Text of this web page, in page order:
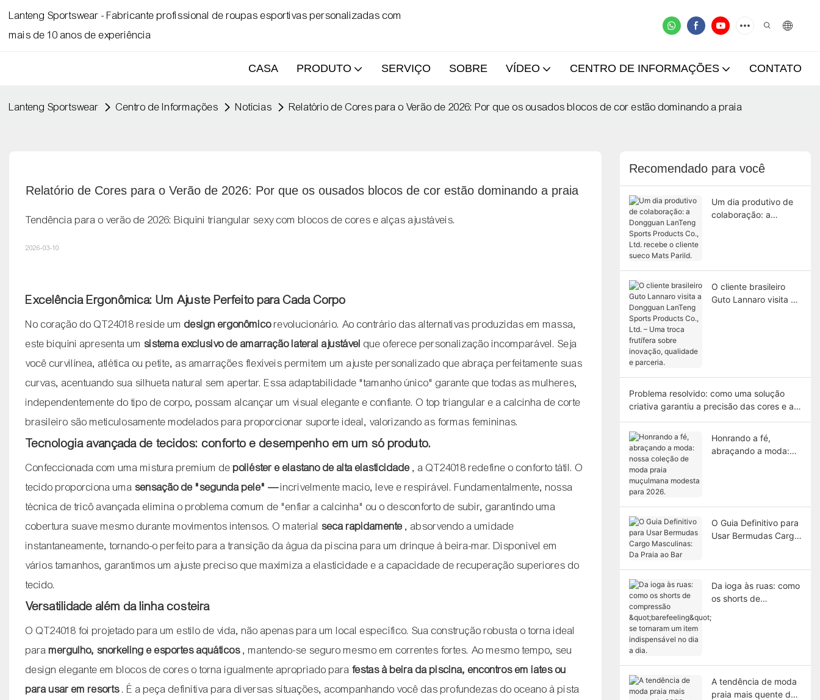
Lanteng Sportswear - Fabricante profissional de roupas esportivas personalizadas com
mais de 10 anos de experiência
CASA PRODUTO SERVIÇO SOBRE VÍDEO CENTRO DE INFORMAÇÕES CONTATO
Lanteng Sportswear Centro de Informações Notícias Relatório de Cores para o Verão de 2026: Por que os ousados ​​blocos de cor estão dominando a praia
Relatório de Cores para o Verão de 2026: Por que os ousados ​​blocos de cor estão dominando a praia
Tendência para o verão de 2026: Biquíni triangular sexy com blocos de cores e alças ajustáveis.
2026-03-10
Excelência Ergonômica: Um Ajuste Perfeito para Cada Corpo
No coração do QT24018 reside um design ergonômicorevolucionário. Ao contrário das alternativas produzidas em massa,
este biquíni apresenta um sistema exclusivo de amarração lateral ajustável que oferece personalização incomparável. Seja
você curvilínea, atlética ou petite, as amarrações flexíveis permitem um ajuste personalizado que abraça perfeitamente suas
curvas, acentuando sua silhueta natural sem apertar. Essa adaptabilidade "tamanho único" garante que todas as mulheres,
independentemente do tipo de corpo, possam alcançar um visual elegante e confiante. O top triangular e a calcinha de corte
brasileiro são meticulosamente modelados para proporcionar suporte ideal, valorizando as formas femininas.
Tecnologia avançada de tecidos: conforto e desempenho em um só produto.
Confeccionada com uma mistura premium depoliéster e elastano de alta elasticidade , a QT24018 redefine o conforto tátil. O
tecido proporciona uma sensação de "segunda pele" —incrivelmente macio, leve e respirável. Fundamentalmente, nossa
técnica de tricô avançada elimina o problema comum de "enfiar a calcinha" ou o desconforto de subir, garantindo uma
cobertura suave mesmo durante movimentos intensos. O material seca rapidamente , absorvendo a umidade
instantaneamente, tornando-o perfeito para a transição da água da piscina para um drinque à beira-mar. Disponível em
vários tamanhos, garantimos um ajuste preciso que maximiza a elasticidade e a capacidade de recuperação superiores do
tecido.
Versatilidade além da linha costeira
O QT24018 foi projetado para um estilo de vida, não apenas para um local específico. Sua construção robusta o torna ideal
paramergulho, snorkeling e esportes aquáticos, mantendo-se seguro mesmo em correntes fortes. Ao mesmo tempo, seu
design elegante em blocos de cores o torna igualmente apropriado para festas à beira da piscina, encontros em iates ou
para usar em resorts. É a peça definitiva para diversas situações, acompanhando você das profundezas do oceano à pista
Recomendado para você
Um dia produtivo de
colaboração: a
O cliente brasileiro
Guto Lannaro visita a
parceria.
Problema resolvido: como uma solução
criativa garantiu a precisão das cores e a
Honrando a fé,
abraçando a moda:
O Guia Definitivo para
Usar Bermudas Cargo
Da ioga às ruas: como
os shorts de
A tendência de moda
praia mais quente de